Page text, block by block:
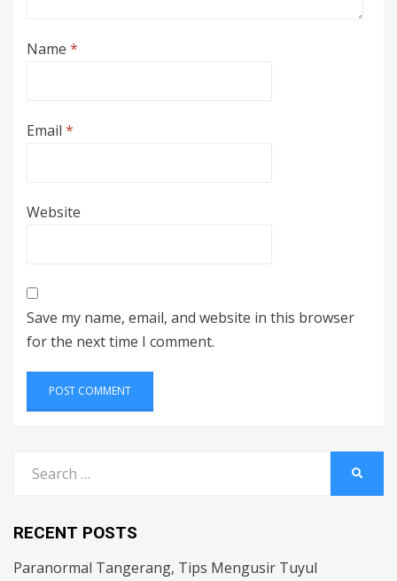
Name *
Email *
Website
Save my name, email, and website in this browser
for the next time I comment.
for:
RECENT POSTS
Paranormal Tangerang, Tips Mengusir Tuyul